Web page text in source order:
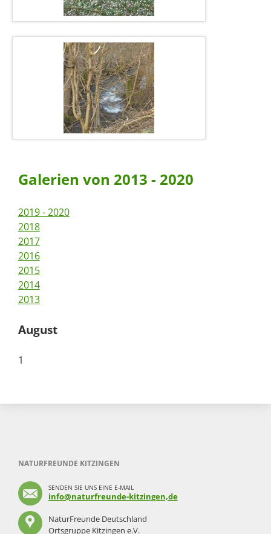
Galerien von 2013 - 2020
2019 - 2020
2018
2017
2016
2015
2014
2013
August
1
NATURFREUNDE KITZINGEN
SENDEN SIE UNS EINE E-MAIL
info@naturfreunde-kitzingen,de
NaturFreunde Deutschland
Ortsgruppe Kitzingen e.V.